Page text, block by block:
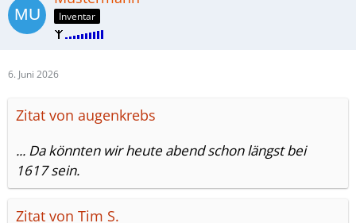
Inventar
6. Juni 2026
Zitat von augenkrebs
... Da könnten wir heute abend schon längst bei
1617 sein.
Zitat von Tim S.